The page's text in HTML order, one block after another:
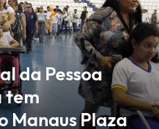
da Pessoa
tem
Manaus Plaza